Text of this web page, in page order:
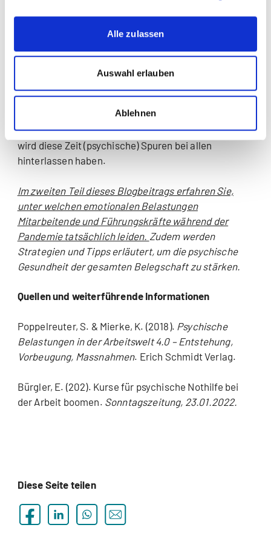
Alle zulassen
Auswahl erlauben
Ablehnen
Psychische Überforderung darf kein Tabuthema,
Betrieblichen Gesundheitsmanagements sein. Denn
die aktuellen Stressoren werden noch eine Weile
anhalten und selbst wenn die Pandemie vorbei ist,
wird diese Zeit (psychische) Spuren bei allen
hinterlassen haben.
Im zweiten Teil dieses Blogbeitrags erfahren Sie,
unter welchen emotionalen Belastungen
Mitarbeitende und Führungskräfte während der
Pandemie tatsächlich leiden. Zudem werden
Strategien und Tipps erläutert, um die psychische
Gesundheit der gesamten Belegschaft zu stärken.
Quellen und weiterführende Informationen
Poppelreuter, S. & Mierke, K. (2018). Psychische
Belastungen in der Arbeitswelt 4.0 – Entstehung,
Vorbeugung, Massnahmen. Erich Schmidt Verlag.
Bürgler, E. (202). Kurse für psychische Nothilfe bei
der Arbeit boomen. Sonntagszeitung, 23.01.2022.
Diese Seite teilen